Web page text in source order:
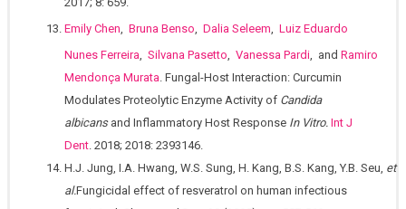
Emily Chen
Bruna Benso Dalia Seleem
Luiz Eduardo
Nunes Ferreira, Silvana Pasetto, Vanessa Pardi, and Ramiro
Mendonça Murata. Fungal-Host Interaction: Curcumin
Modulates Proteolytic Enzyme Activity of Candida
albicansand Inflammatory Host Response In Vitro. Int J
Dent. 2018; 2018: 2393146.
H.J. Jung, I.A. Hwang, W.S. Sung, H. Kang, B.S. Kang, Y.B. Seu, et
al.Fungicidal effect of resveratrol on human infectious